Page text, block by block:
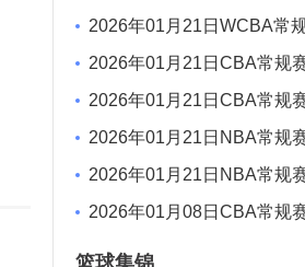
VS 湖北文旅 全场录像
2026年01月21日WCBA常
山东女篮 全场录像
2026年01月21日CBA常规
场录像
2026年01月21日CBA常规
场录像
2026年01月21日NBA常规
场录像
2026年01月21日NBA常规
场录像
2026年01月08日CBA常规
场录像
篮球集锦